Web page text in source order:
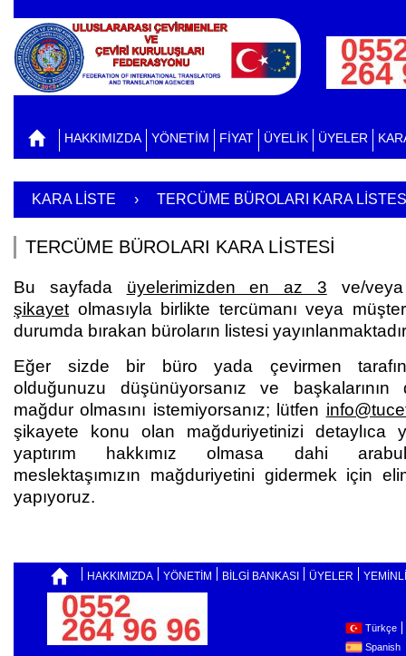
HAKKIMIZDA YÖNETİM FİYAT ÜYELİK ÜYELER
KARA LİSTE › TERCÜME BÜROLARI KARA
TERCÜME BÜROLARI KARA LİSTESİ
Bu sayfada üyelerimizden en az 3 ve/
şikayet olmasıyla birlikte tercümanı veya
durumda bırakan büroların listesi
Eğer sizde bir büro yada çevirmen
olduğunuzu düşünüyorsanız ve
mağdur olmasını istemiyorsanız; lütfen
şikayete konu olan mağduriyetinizi detaylıca
yaptırım hakkımız olmasa dahi
meslektaşımızın mağduriyetini gidermek için
yapıyoruz.
HAKKIMIZDA YÖNETİM BİLGİ BANKASI ÜYELER
Türkçe
Spanish